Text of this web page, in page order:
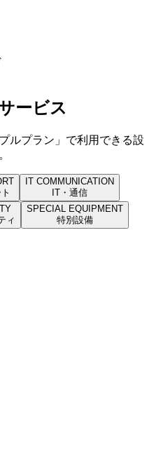
ービス
ルプラン」で利用できる設
IT COMMUNICATION
IT・通信
ィ
SPECIAL EQUIPMENT
特別設備